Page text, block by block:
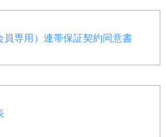
員専用）連帯保証契約同意書